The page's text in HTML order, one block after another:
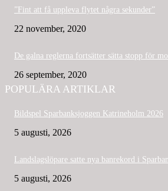
”Fint att få uppleva flytet några sekunder”
22 november, 2020
De galna reglerna fortsätter sätta stopp för
26 september, 2020
POPULÄRA ARTIKLAR
Bildspel Sparbanksjoggen Katrineholm 2026
5 augusti, 2026
Landslagslöpare satte nya banrekord i
5 augusti, 2026